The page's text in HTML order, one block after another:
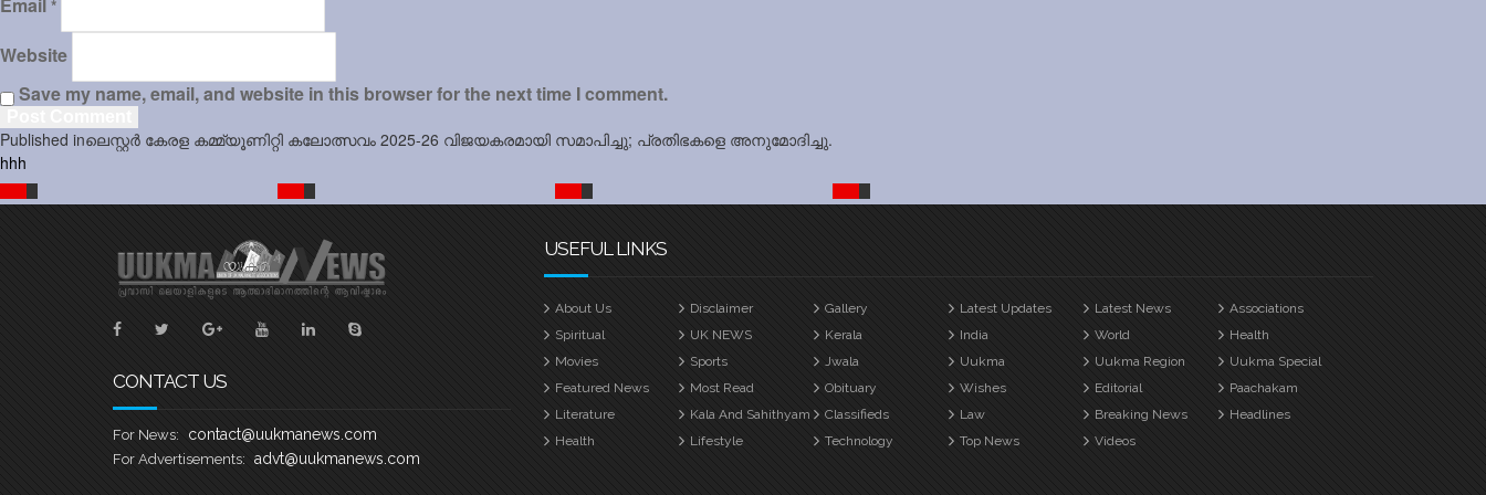
*
Website
Save my name, email, and website in this browser for the next time I comment.
Post
navigation
Published inലെസ്റ്റർ കേരള കമ്മ്യൂണിറ്റി കലോത്സവം 2025-26 വിജയകരമായി സമാപിച്ചു; പ്രതിഭകളെ അനുമോദിച്ചു.
hhh
CONTACT US
For News: contact@uukmanews.com
For Advertisements: advt@uukmanews.com
USEFUL LINKS
About Us Disclaimer Gallery Latest Updates Latest News
Associations
Spiritual
UK NEWS Kerala India World
Health
Movies
Sports Jwala Uukma Uukma Region
Uukma Special
Featured News
Most Read Obituary Wishes Editorial
Paachakam
Literature
Kala And Sahithyam Classifieds Law Breaking News
Headlines
Health
Lifestyle Technology Top News Videos